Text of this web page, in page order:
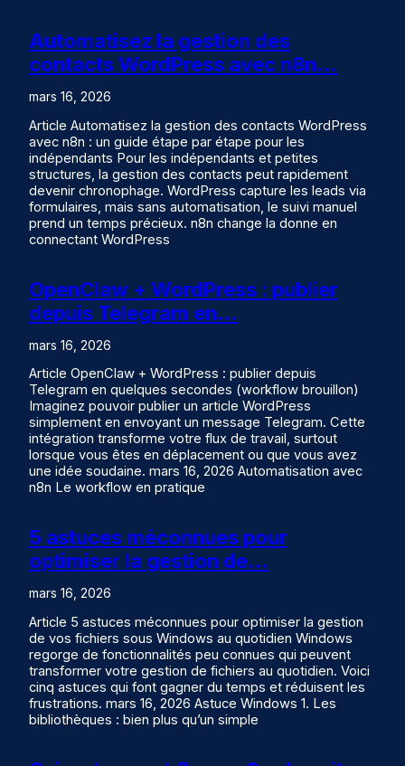
Automatisez la gestion des
contacts WordPress avec n8n…
mars 16, 2026
Article Automatisez la gestion des contacts WordPress
avec n8n : un guide étape par étape pour les
indépendants Pour les indépendants et petites
structures, la gestion des contacts peut rapidement
devenir chronophage. WordPress capture les leads via
formulaires, mais sans automatisation, le suivi manuel
prend un temps précieux. n8n change la donne en
connectant WordPress
OpenClaw + WordPress : publier
depuis Telegram en…
mars 16, 2026
Article OpenClaw + WordPress : publier depuis
Telegram en quelques secondes (workflow brouillon)
Imaginez pouvoir publier un article WordPress
simplement en envoyant un message Telegram. Cette
intégration transforme votre flux de travail, surtout
lorsque vous êtes en déplacement ou que vous avez
une idée soudaine. mars 16, 2026 Automatisation avec
n8n Le workflow en pratique
5 astuces méconnues pour
optimiser la gestion de…
mars 16, 2026
Article 5 astuces méconnues pour optimiser la gestion
de vos fichiers sous Windows au quotidien Windows
regorge de fonctionnalités peu connues qui peuvent
transformer votre gestion de fichiers au quotidien. Voici
cinq astuces qui font gagner du temps et réduisent les
frustrations. mars 16, 2026 Astuce Windows 1. Les
bibliothèques : bien plus qu’un simple